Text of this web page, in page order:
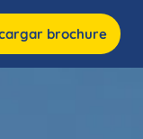
brochure